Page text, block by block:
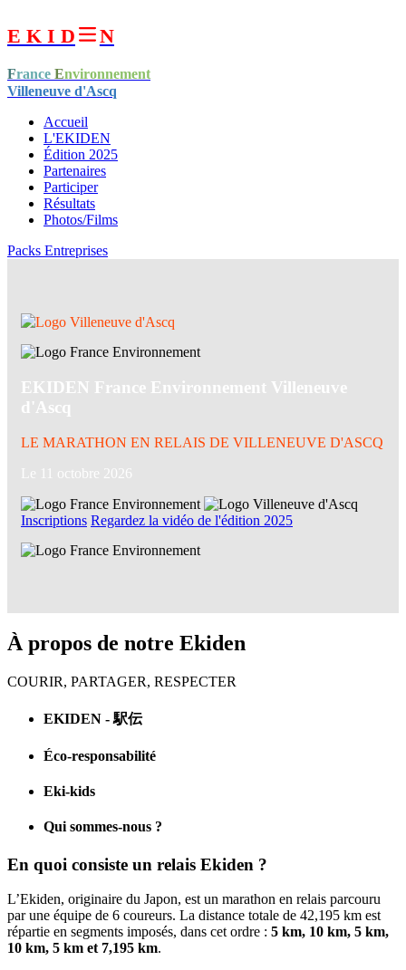
E K I D N
France Environnement
Villeneuve d'Ascq
Accueil
L'EKIDEN
Édition 2025
Partenaires
Participer
Résultats
Photos/Films
Packs Entreprises
EKIDEN France Environnement Villeneuve
d'Ascq
LE MARATHON EN RELAIS DE VILLENEUVE D'ASCQ
Le 11 octobre 2026
Inscriptions Regardez la vidéo de l'édition 2025
À propos de notre Ekiden
COURIR, PARTAGER, RESPECTER
EKIDEN - 駅伝
Éco-responsabilité
Eki-kids
Qui sommes-nous ?
En quoi consiste un relais Ekiden ?
L’Ekiden, originaire du Japon, est un marathon en relais parcouru
par une équipe de 6 coureurs. La distance totale de 42,195 km est
répartie en segments imposés, dans cet ordre : 5 km, 10 km, 5 km,
10 km, 5 km et 7,195 km.